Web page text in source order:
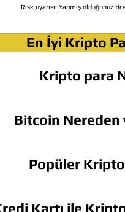
Risk uyarısı: Yapmış olduğunuz
En İyi Kripto
Kripto para
Bitcoin Nereden
Popüler
Kartı ile Kripto